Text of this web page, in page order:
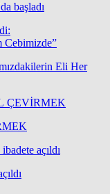
başladı
Eli Her